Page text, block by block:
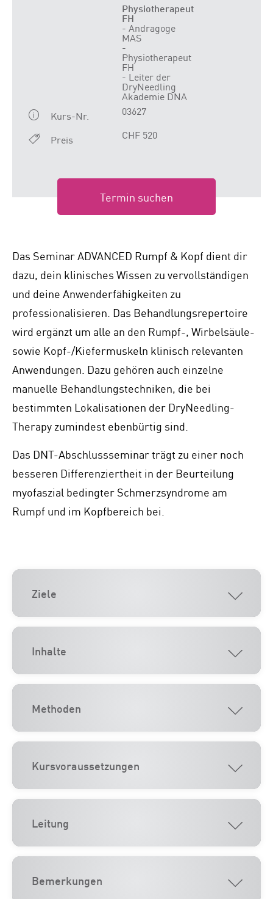
Physiotherapeut
FH
- Andragoge
MAS
-
Physiotherapeut
FH
- Leiter der
DryNeedling
Akademie DNA
Kurs-Nr.
03627
Preis
CHF 520
Termin suchen
Das Seminar ADVANCED Rumpf & Kopf dient dir
dazu, dein klinisches Wissen zu vervollständigen
und deine Anwenderfähigkeiten zu
professionalisieren. Das Behandlungsrepertoire
wird ergänzt um alle an den Rumpf-, Wirbelsäule-
sowie Kopf-/Kiefermuskeln klinisch relevanten
Anwendungen. Dazu gehören auch einzelne
manuelle Behandlungstechniken, die bei
bestimmten Lokalisationen der DryNeedling-
Therapy zumindest ebenbürtig sind.
Das DNT-Abschlussseminar trägt zu einer noch
besseren Differenziertheit in der Beurteilung
myofaszial bedingter Schmerzsyndrome am
Rumpf und im Kopfbereich bei.
Ziele
Inhalte
Methoden
Kursvoraussetzungen
Leitung
Bemerkungen